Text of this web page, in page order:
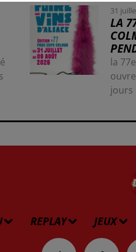
31
LA
la
jours
REPLAY JEUX